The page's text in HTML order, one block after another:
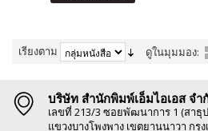
เรียงตาม ดูในมุมมอง:
บริษัท สำนักพิมพ์เอ็มไอเอส จำ
เลขที่ 213/3 ซอยพัฒนาการ 1 (สาธุ
แขวงบางโพงพาง เขตยานนาวา กรุง